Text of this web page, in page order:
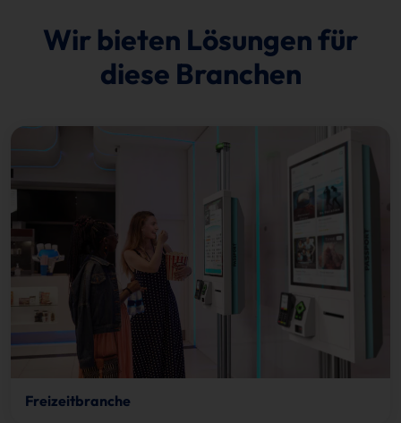
Wir bieten Lösungen für
diese Branchen
Freizeitbranche